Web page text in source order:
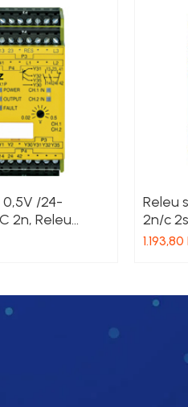
0,5V /24-
2n, Releu
Releu
2n/c